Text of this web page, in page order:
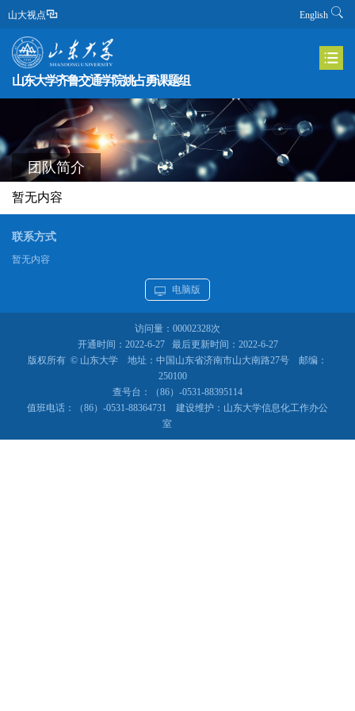
English
山大视点
山东大学齐鲁交通学院姚占勇课题组
团队简介
暂无内容
联系方式
暂无内容
电脑版
访问量： 00002328次
开通时间： 2022-6-27 最后更新时间： 2022-6-27
版权所有 © 山东大学 地址：中国山东省济南市山大南路27号 邮编：
250100
查号台：（86）-0531-88395114
值班电话：（86）-0531-88364731 建设维护：山东大学信息化工作办公
室